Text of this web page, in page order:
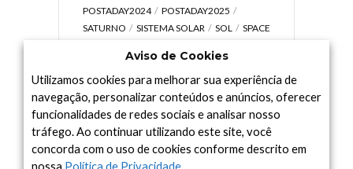
POSTADAY2024
POSTADAY2025
SATURNO
SISTEMA SOLAR SOL
SPACE
UNIVERSO
VÍDEO
Arquivo
Arquivo
Aviso de Cookies
Utilizamos cookies para melhorar sua experiência de
navegação, personalizar conteúdos e anúncios, oferecer
funcionalidades de redes sociais e analisar nosso
tráfego. Ao continuar utilizando este site, você
concorda com o uso de cookies conforme descrito em
nossa Política de Privacidade